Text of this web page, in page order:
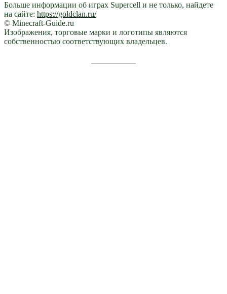
Больше информации об играх Supercell и не только, найдете
на сайте: https://goldclan.ru/
© Minecraft-Guide.ru
Изображения, торговые марки и логотипы являются
собственностью соответствующих владельцев.